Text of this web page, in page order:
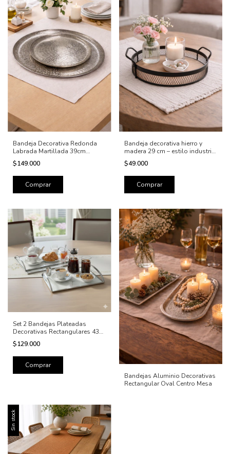
Bandeja Decorativa Redonda
Labrada Martillada 39cm
Aluminio
$149.000
Bandeja decorativa hierro y
madera 29 cm – estilo industrial
nórdico
$49.000
Set 2 Bandejas Plateadas
Decorativas Rectangulares 43
cm / 33 Cm
$129.000
Bandejas Aluminio Decorativas
Rectangular Oval Centro Mesa
Sin stock